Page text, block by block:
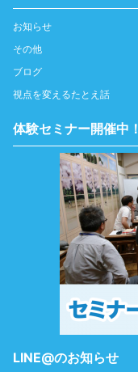
お知らせ
その他
ブログ
視点を変えるたとえ話
体験セミナー開催中！
LINE@のお知らせ